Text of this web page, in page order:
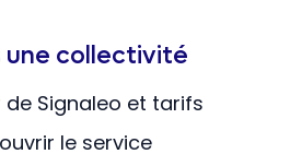
une collectivité
de Signaleo et tarifs
le service